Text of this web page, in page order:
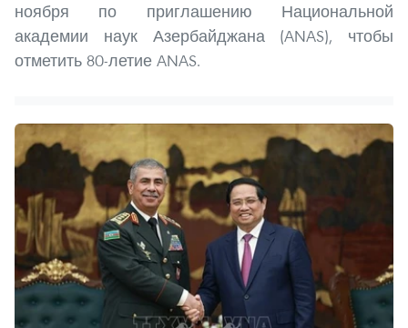
ноября по приглашению Национальной
академии наук Азербайджана (ANAS), чтобы
отметить 80-летие ANAS.